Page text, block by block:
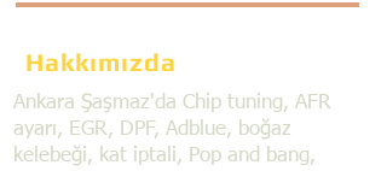
Hakkımızda
Ankara Şaşmaz'da Chip tuning, AFR
ayarı, EGR, DPF, Adblue, boğaz
kelebeği, kat iptali, Pop and bang,